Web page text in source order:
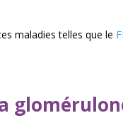
maladies telles que le